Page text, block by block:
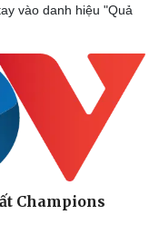
vào danh hiệu "Quả
Champions